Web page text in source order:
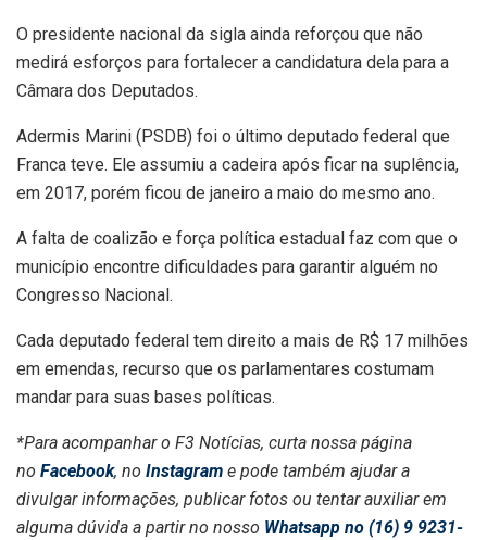
O presidente nacional da sigla ainda reforçou que não
medirá esforços para fortalecer a candidatura dela para a
Câmara dos Deputados.
Adermis Marini (PSDB) foi o último deputado federal que
Franca teve. Ele assumiu a cadeira após ficar na suplência,
em 2017, porém ficou de janeiro a maio do mesmo ano.
A falta de coalizão e força política estadual faz com que o
município encontre dificuldades para garantir alguém no
Congresso Nacional.
Cada deputado federal tem direito a mais de R$ 17 milhões
em emendas, recurso que os parlamentares costumam
mandar para suas bases políticas.
*Para acompanhar o F3 Notícias, curta nossa página
no Facebook, no Instagram e pode também ajudar a
divulgar informações, publicar fotos ou tentar auxiliar em
alguma dúvida a partir no nosso Whatsapp no (16) 9 9231-